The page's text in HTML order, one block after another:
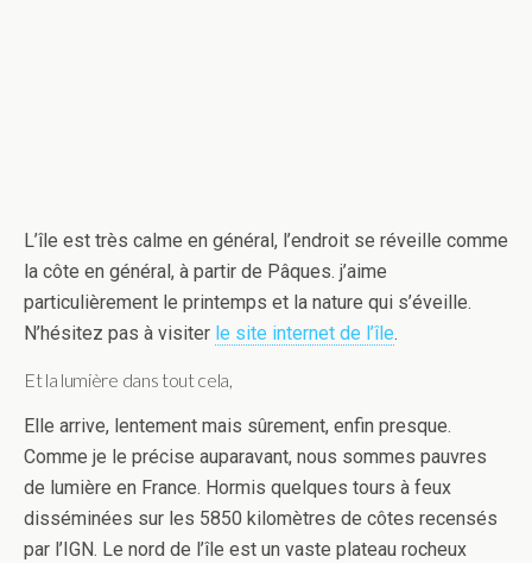
L’île est très calme en général, l’endroit se réveille comme
la côte en général, à partir de Pâques. j’aime
particulièrement le printemps et la nature qui s’éveille.
N’hésitez pas à visiter le site internet de l’île.
Et la lumière dans tout cela,
Elle arrive, lentement mais sûrement, enfin presque.
Comme je le précise auparavant, nous sommes pauvres
de lumière en France. Hormis quelques tours à feux
disséminées sur les 5850 kilomètres de côtes recensés
par l’IGN. Le nord de l’île est un vaste plateau rocheux